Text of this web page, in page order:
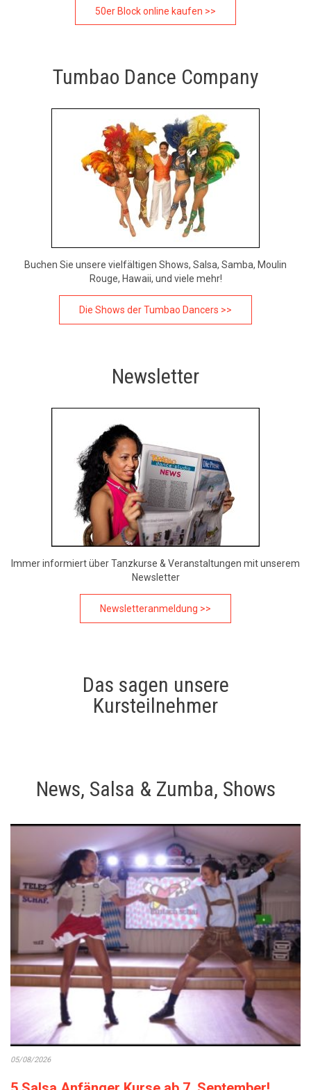
50er Block online kaufen >>
Tumbao Dance Company
Buchen Sie unsere vielfältigen Shows, Salsa, Samba, Moulin
Rouge, Hawaii, und viele mehr!
Die Shows der Tumbao Dancers >>
Newsletter
Immer informiert über Tanzkurse & Veranstaltungen mit unserem
Newsletter
Newsletteranmeldung >>
Das sagen unsere
Kursteilnehmer
News, Salsa & Zumba, Shows
05/08/2026